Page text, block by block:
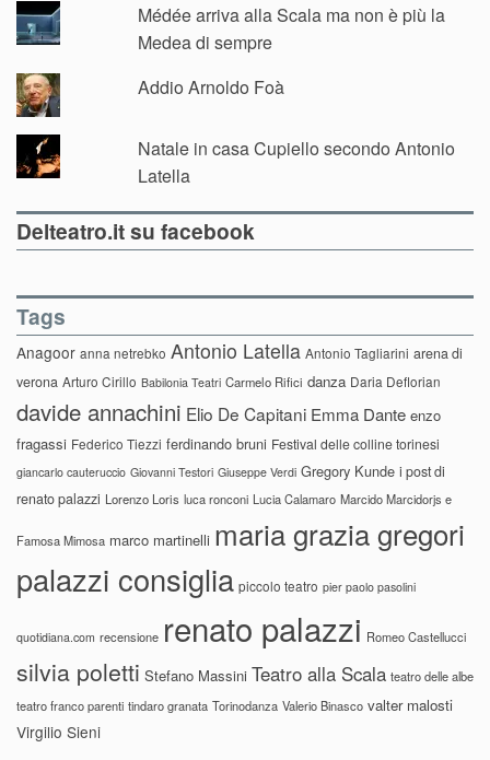
Médée arriva alla Scala ma non è più la
Medea di sempre
Addio Arnoldo Foà
Natale in casa Cupiello secondo Antonio
Latella
Delteatro.it su facebook
Tags
Anagoor anna netrebko Antonio Latella Antonio Tagliarini arena di
verona Arturo Cirillo Babilonia Teatri Carmelo Rifici danza Daria Deflorian
davide annachini Elio De Capitani Emma Dante enzo
fragassi Federico Tiezzi ferdinando bruni Festival delle colline torinesi
giancarlo cauteruccio Giovanni Testori Giuseppe Verdi Gregory Kunde i post di
renato palazzi Lorenzo Loris luca ronconi Lucia Calamaro Marcido Marcidorjs e
Famosa Mimosa marco martinelli maria grazia gregori
palazzi consiglia piccolo teatro pier paolo pasolini
quotidiana.com recensione renato palazzi Romeo Castellucci
silvia poletti Stefano Massini Teatro alla Scala teatro delle albe
teatro franco parenti tindaro granata Torinodanza Valerio Binasco valter malosti
Virgilio Sieni